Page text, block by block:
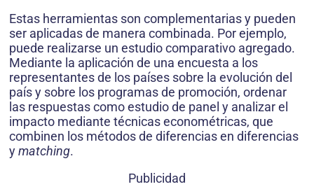
Estas herramientas son complementarias y pueden
ser aplicadas de manera combinada. Por ejemplo,
puede realizarse un estudio comparativo agregado.
Mediante la aplicación de una encuesta a los
representantes de los países sobre la evolución del
país y sobre los programas de promoción, ordenar
las respuestas como estudio de panel y analizar el
impacto mediante técnicas econométricas, que
combinen los métodos de diferencias en diferencias
ymatching.
Publicidad